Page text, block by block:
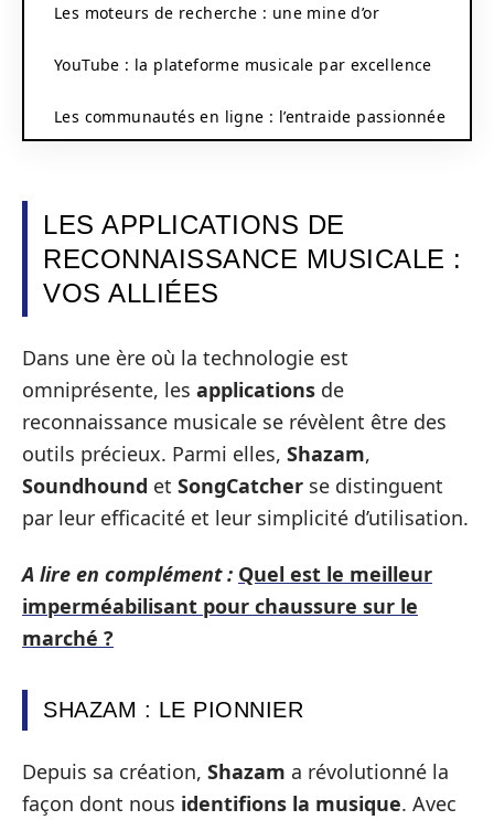
Les moteurs de recherche : une mine d’or
YouTube : la plateforme musicale par excellence
Les communautés en ligne : l’entraide passionnée
LES APPLICATIONS DE
RECONNAISSANCE MUSICALE :
VOS ALLIÉES
Dans une ère où la technologie est
omniprésente, les applications de
reconnaissance musicale se révèlent être des
outils précieux. Parmi elles, Shazam,
Soundhound et SongCatcher se distinguent
par leur efficacité et leur simplicité d’utilisation.
A lire en complément : Quel est le meilleur
imperméabilisant pour chaussure sur le
marché ?
SHAZAM : LE PIONNIER
Depuis sa création, Shazam a révolutionné la
façon dont nous identifions la musique. Avec